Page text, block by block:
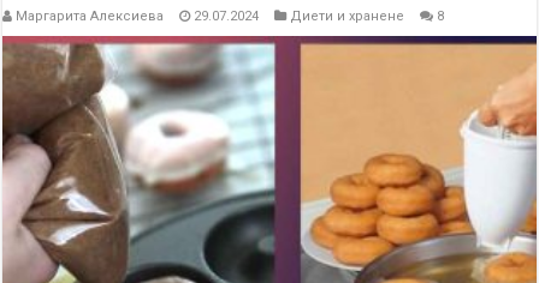
Маргарита Алексиева 29.07.2024 Диети и хранене 8